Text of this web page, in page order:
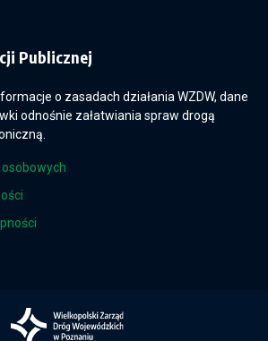
Publicznej
o zasadach działania WZDW, dane
odnośnie załatwiania spraw drogą